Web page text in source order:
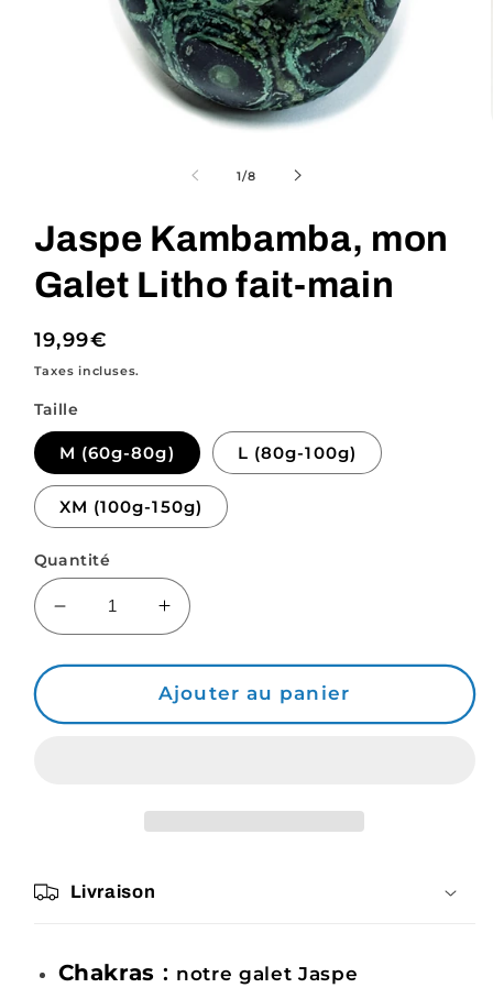
une
fenêtre
modale
1/de
8
Jaspe Kambamba, mon
Galet Litho fait-main
Prix
habituel
19,99€
Taxes incluses.
Taille
M (60g-80g) L (80g-100g)
XM (100g-150g)
Quantité
Réduire
la
quantité
Jaspe
Augmenter
la
quantité
de
Jaspe
Litho
Ajouter au panier
Livraison
Chakras : notre galet Jaspe